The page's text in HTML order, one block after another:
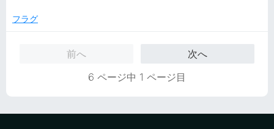
価
1
フラグ
前へ
次へ
6 ページ中 1 ページ目